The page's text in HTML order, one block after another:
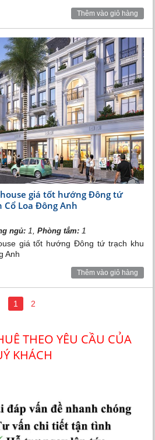
Thêm vào giỏ hàng
giá tốt hướng Đông tứ
Cổ Loa Đông Anh
ngủ: 1,Phòng tắm: 1
giá tốt hướng Đông tứ trạch khu
Anh
Thêm vào giỏ hàng
1 2
THEO YÊU CẦU CỦA
KHÁCH